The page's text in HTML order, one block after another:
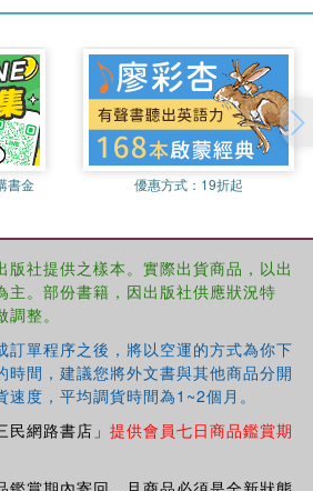
look at aspects of al-KindÄ«s own
concerning metaphysics, free will
traditions of Plotinus and al-KindÄ« are
Plotinus student Porphyry and his
of al-KindÄ«. Adamson argues
calls a ''Kindian tradition'' in the 9th-
the philosophical presuppositions of
of al-KindÄ«s ideas made by one
the Kindian tradition, the Persian thinker
書金 優惠方式： 19折起
版社提供之樣本。實際出貨商品，以出
主。部份書籍，因出版社供應狀況特
整。
訂單程序之後，將以空運的方式為你下
時間，建議您將外文書與其他商品分開
度，平均調貨時間為1~2個月。
網路書店」 提供會員七日商品鑑賞期